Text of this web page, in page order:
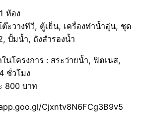
ห้อง
ะวางทีวี, ตู้เย็น, เครื่องทำน้ำอุ่น, ชุด
ปั้มน้ำ, ถังสำรองน้ำ
นโครงการ : สระว่ายน้ำ, ฟิตเนส,
ชั่วโมง
800 บาท
Cjxntv8N6FCg3B9v5